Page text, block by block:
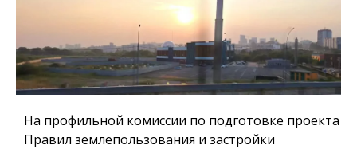
На профильной комиссии по подготовке проекта
Правил землепользования и застройки